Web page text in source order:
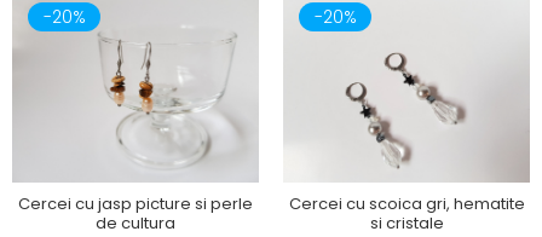
-20%
Cercei cu jasp picture si perle
de cultura
-20%
Cercei cu scoica gri, hematite
si cristale